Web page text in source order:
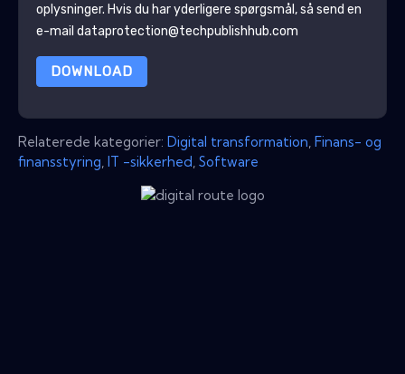
oplysninger. Hvis du har yderligere spørgsmål, så send en
e-mail dataprotection@techpublishhub.com
DOWNLOAD
Relaterede kategorier: Digital transformation Finans- og
finansstyring IT -sikkerhed Software